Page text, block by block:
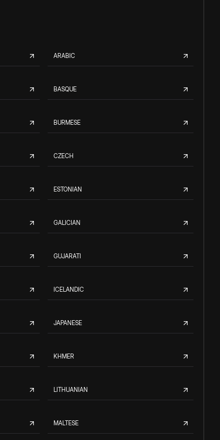
ARABIC
BASQUE
BURMESE
CZECH
ESTONIAN
GALICIAN
GUJARATI
ICELANDIC
JAPANESE
KHMER
LITHUANIAN
MALTESE